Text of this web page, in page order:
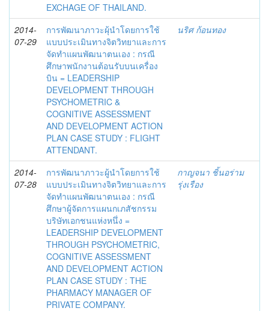
EXCHAGE OF THAILAND.
2014-
07-29
การพัฒนาภาวะผุ้นำโดยการใช้
แบบประเมินทางจิตวิทยาและการ
จัดทำแผนพัฒนาตนเอง : กรณี
ศึกษาพนักงานต้อนรับบนเครื่อง
บิน = LEADERSHIP
DEVELOPMENT THROUGH
PSYCHOMETRIC &
COGNITIVE ASSESSMENT
AND DEVELOPMENT ACTION
PLAN CASE STUDY : FLIGHT
ATTENDANT.
นริศ ก้อนทอง
2014-
07-28
การพัฒนาภาวะผู้นำโดยการใช้
แบบประเมินทางจิตวิทยาและการ
จัดทำแผนพัฒนาตนเอง : กรณี
ศึกษาผู้จัดการแผนกเภสัชกรรม
บริษัทเอกชนแห่งหนึ่ง =
LEADERSHIP DEVELOPMENT
THROUGH PSYCHOMETRIC,
COGNITIVE ASSESSMENT
AND DEVELOPMENT ACTION
PLAN CASE STUDY : THE
PHARMACY MANAGER OF
PRIVATE COMPANY.
กาญจนา ชิ้นอร่าม
รุ่งเรือง